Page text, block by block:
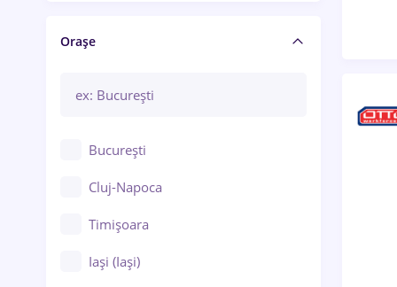
Orașe
București
Cluj-Napoca
Timișoara
Iași (Iași)